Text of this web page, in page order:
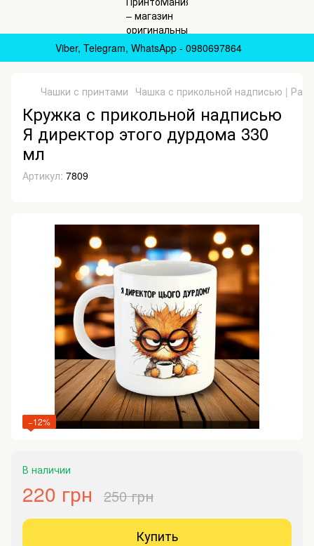
Viber, Telegram, WhatsApp - 0980697864
Чашки с принтами Чашка с прикольной надписью |
Кружка с прикольной надписью
Я директор этого дурдома 330
мл
Артикул: 7809
−12%
В наличии
220 грн 250 грн
Купить